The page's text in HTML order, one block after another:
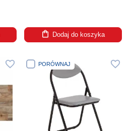
Dodaj do koszyka
PORÓWNAJ